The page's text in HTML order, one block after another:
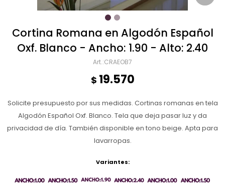
Cortina Romana en Algodón Español
Oxf. Blanco - Ancho: 1.90 - Alto: 2.40
CRAEOB7
$ 19.570
Solicite presupuesto por sus medidas. Cortinas romanas en tela
Algodón Español Oxf. Blanco. Tela que deja pasar luz y da
privacidad de día. También disponible en tono beige. Apta para
lavarropas.
Variantes: